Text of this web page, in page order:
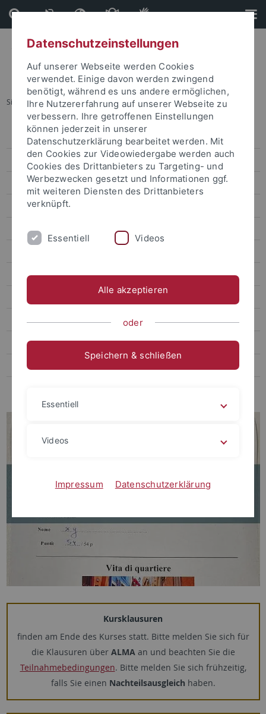
Direkt
zum
Inhalt
Direkt
zur
Fußleiste
Sie sind hier: Startseite ... Tests und Prüfungen
Haus der Sprachen
Deutschkurse
Fremdsprachen lernen
Sprachen / Kurskonzepte
Tests und Prüfungen
FAQ
Kontakt und Beratung
Kursklausuren
finden am Ende des Kurses statt. Bitte melden Sie sich für
die Klausuren über ALMAan und beachten Sie die
Teilnahmebedingungen. Bitte melden Sie sich frühzeitig,
falls Sie einen Nachteilsausgleich haben.
Datenschutzeinstellungen
Auf unserer Webseite werden Cookies
verwendet. Einige davon werden zwingend
benötigt, während es uns andere ermöglichen,
Ihre Nutzererfahrung auf unserer Webseite zu
verbessern. Ihre getroffenen Einstellungen
können jederzeit in unserer
Datenschutzerklärung bearbeitet werden. Mit
den Cookies zur Videowiedergabe werden auch
Cookies des Drittanbieters zu Targeting- und
Werbezwecken gesetzt und Informationen ggf.
mit weiteren Diensten des Drittanbieters
verknüpft.
Essentiell Videos
Alle akzeptieren
oder
Speichern & schließen
Essentiell
Videos
Impressum Datenschutzerklärung